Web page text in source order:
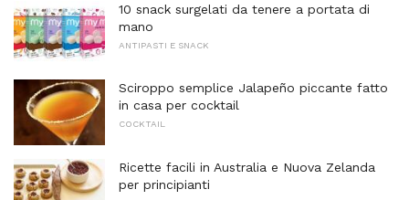
10 snack surgelati da tenere a portata di
mano
ANTIPASTI E SNACK
Sciroppo semplice Jalapeño piccante fatto
in casa per cocktail
COCKTAIL
Ricette facili in Australia e Nuova Zelanda
per principianti